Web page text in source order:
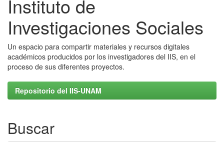
Instituto de
Investigaciones Sociales
Un espacio para compartir materiales y recursos digitales
académicos producidos por los investigadores del IIS, en el
proceso de sus diferentes proyectos.
Repositorio del IIS-UNAM
Buscar